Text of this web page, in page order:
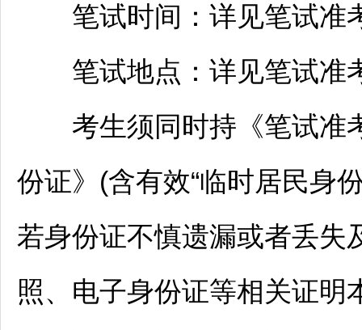
笔试时间：详见笔试准
笔试地点：详见笔试准
考生须同时持《笔试准
份证》(含有效“临时居民身
若身份证不慎遗漏或者丢失
照、电子身份证等相关证明